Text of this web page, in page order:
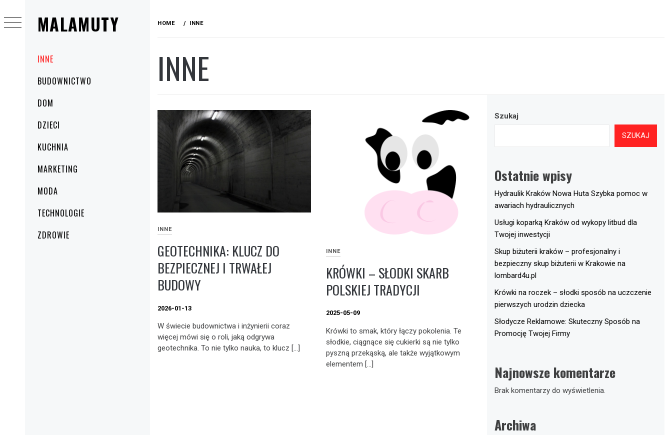
MALAMUTY
MenuINNE
BUDOWNICTWO
DOM
DZIECI
KUCHNIA
MARKETING
MODA
TECHNOLOGIE
ZDROWIE
to
content
HOME INNE
INNE
INNE
GEOTECHNIKA: KLUCZ DO
BEZPIECZNEJ I TRWAŁEJ
BUDOWY
2026-01-13
W świecie budownictwa i inżynierii coraz
więcej mówi się o roli, jaką odgrywa
geotechnika. To nie tylko nauka, to klucz […]
INNE
KRÓWKI – SŁODKI SKARB
POLSKIEJ TRADYCJI
2025-05-09
Krówki to smak, który łączy pokolenia. Te
słodkie, ciągnące się cukierki są nie tylko
pyszną przekąską, ale także wyjątkowym
elementem […]
Szukaj
SZUKAJ
Ostatnie wpisy
Hydraulik Kraków Nowa Huta Szybka pomoc w
awariach hydraulicznych
Usługi koparką Kraków od wykopy litbud dla
Twojej inwestycji
Skup biżuterii kraków – profesjonalny i
bezpieczny skup biżuterii w Krakowie na
lombard4u.pl
Krówki na roczek – słodki sposób na uczczenie
pierwszych urodzin dziecka
Słodycze Reklamowe: Skuteczny Sposób na
Promocję Twojej Firmy
Najnowsze komentarze
Brak komentarzy do wyświetlenia.
Archiwa